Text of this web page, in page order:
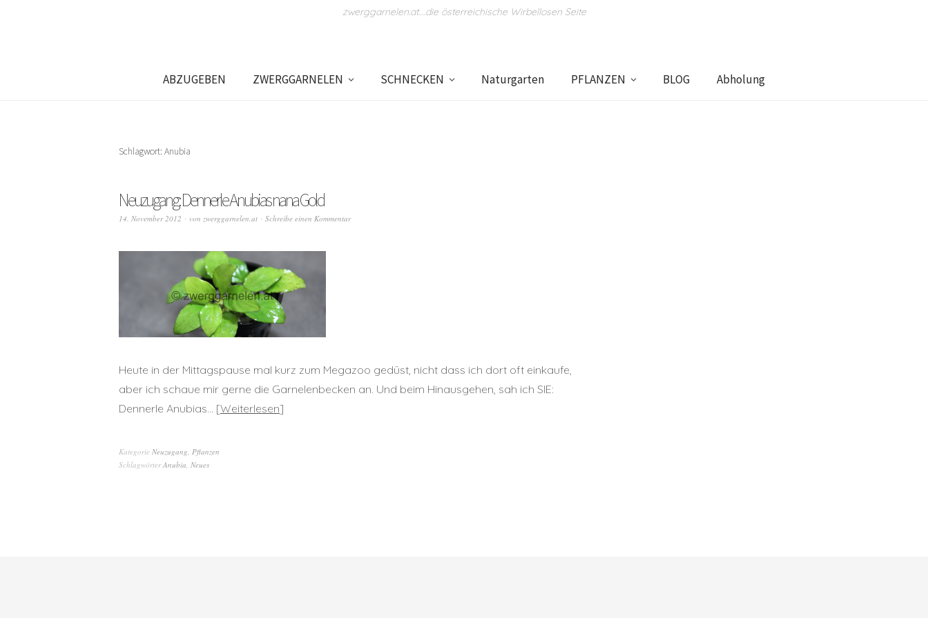
zwerggarnelen.at….die österreichische Wirbellosen Seite
ABZUGEBEN ZWERGGARNELEN SCHNECKEN Naturgarten PFLANZEN BLOG Abholung
Schlagwort: Anubia
Neuzugang: Dennerle Anubias nana Gold
14. November 2012 von zwerggarnelen.at Schreibe einen Kommentar
Heute in der Mittagspause mal kurz zum Megazoo gedüst, nicht dass ich dort oft einkaufe,
aber ich schaue mir gerne die Garnelenbecken an. Und beim Hinausgehen, sah ich SIE:
Dennerle Anubias… Weiterlesen
Kategorie Neuzugang, Pflanzen
SchlagwörterAnubia, Neues